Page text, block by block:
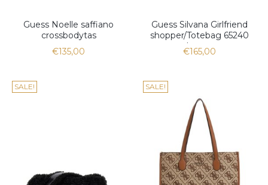
Guess Noelle saffiano
crossbodytas
€135,00
Guess Silvana Girlfriend
shopper/Totebag 65240
brown
€165,00
SALE! SALE!